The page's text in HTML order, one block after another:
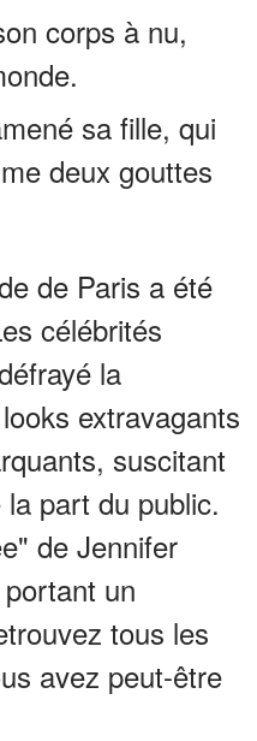
corps à nu,
sa fille, qui
deux gouttes
de Paris a été
célébrités
la
extravagants
suscitant
part du public.
de Jennifer
un
tous les
avez peut-être